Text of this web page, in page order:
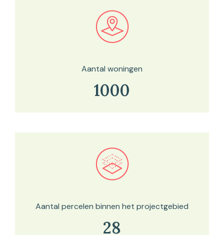
Bekijk in onze kaartviewer
Aantal woningen
1000
Bekijk in onze kaartviewer
Aantal percelen binnen het projectgebied
28